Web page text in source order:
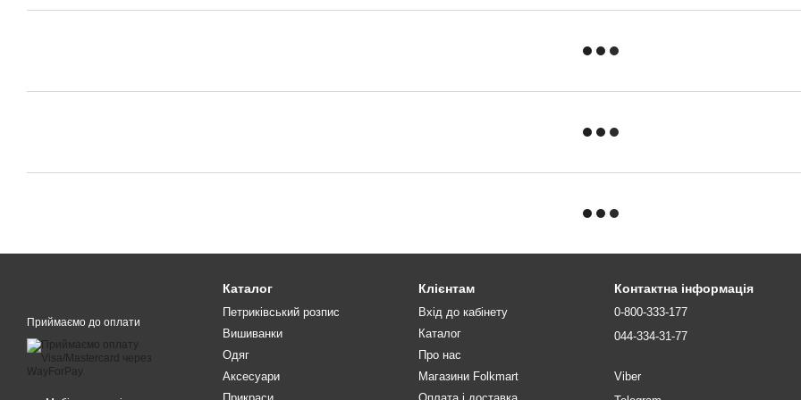
Приймаємо до оплати
Каталог
Петриківський розпис
Вишиванки
Одяг
Аксесуари
Клієнтам
Вхід до кабінету
Каталог
Про нас
Магазини Folkmart
Контактна інформація
0-800-333-177
044-334-31-77
Viber